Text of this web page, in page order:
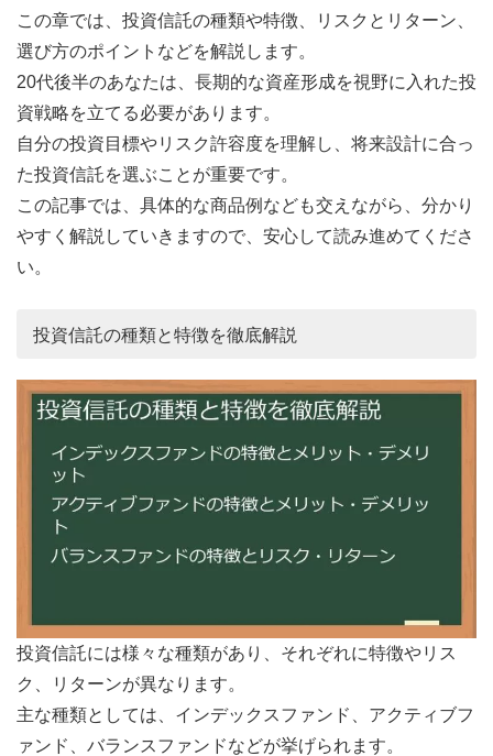
この章では、投資信託の種類や特徴、リスクとリターン、
選び方のポイントなどを解説します。
20代後半のあなたは、長期的な資産形成を視野に入れた投
資戦略を立てる必要があります。
自分の投資目標やリスク許容度を理解し、将来設計に合っ
た投資信託を選ぶことが重要です。
この記事では、具体的な商品例なども交えながら、分かり
やすく解説していきますので、安心して読み進めてくださ
い。
投資信託の種類と特徴を徹底解説
投資信託には様々な種類があり、それぞれに特徴やリス
ク、リターンが異なります。
主な種類としては、インデックスファンド、アクティブフ
ァンド、バランスファンドなどが挙げられます。